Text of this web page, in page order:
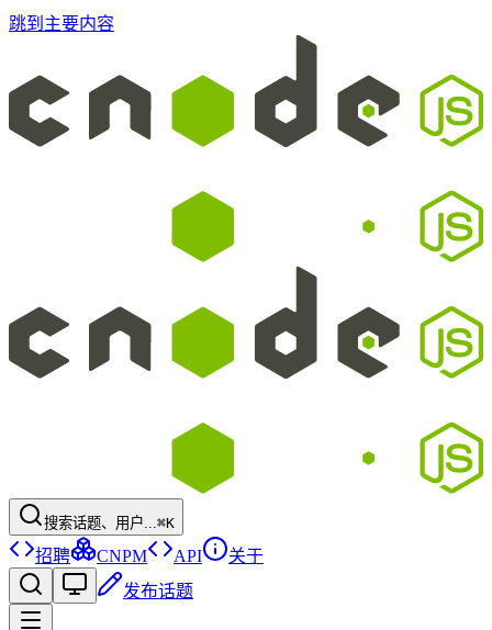
跳到主要内容
搜索话题、用户...⌘K
招聘 CNPM API
关于
发布话题